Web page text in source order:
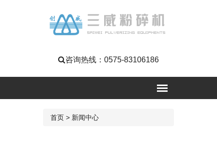
咨询热线： 0575-83106186
首页 > 新闻中心